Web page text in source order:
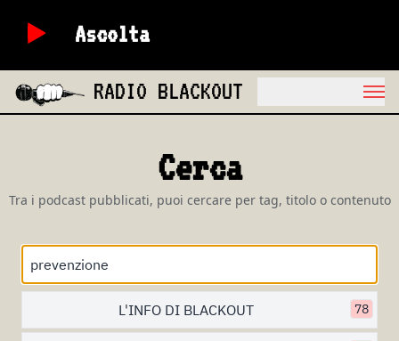
Ascolta
RADIO BLACKOUT
Cerca
Tra i podcast pubblicati, puoi cercare per tag, titolo o contenuto
L'INFO DI BLACKOUT 78